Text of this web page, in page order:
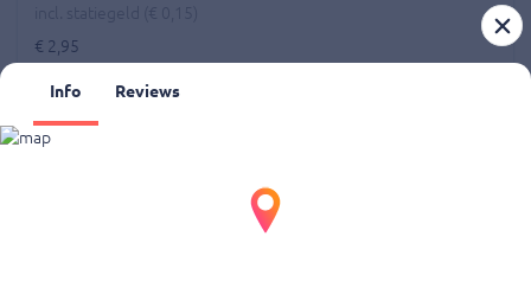
€ 2,95
Fernandes blauw
Info Reviews